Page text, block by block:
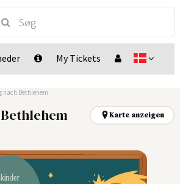
My Tickets
nach Bethlehem
Karte anzeigen